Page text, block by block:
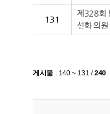
131
제328회
선화 의원
게시물 : 140 ~ 131 /240